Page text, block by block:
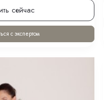
сейчас
с экспертом